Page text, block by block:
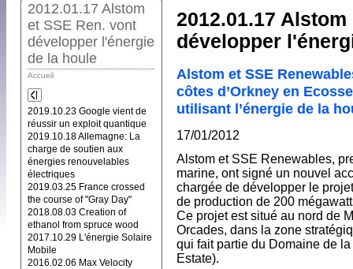
2012.01.17 Alstom
et SSE Ren. vont
développer l'énergie
de la houle
Accueil
2019.10.23 Google vient de
réussir un exploit quantique
2019.10.18 Allemagne: La
charge de soutien aux
énergies renouvelables
électriques
2019.03.25 France crossed
the course of "Gray Day"
2018.08.03 Creation of
ethanol from spruce wood
2017.10.29 L'énergie Solaire
Mobile
2016.02.06 Max Velocity
2012.01.17
développer
Alstom et SSE
côtes d’Orkney en
utilisant l’énergie de la
17/01/2012
Alstom et SSE Renewables,
marine, ont signé un nouvel
chargée de développer le
de production de 200
Ce projet est situé au nord de
Orcades, dans la zone
qui fait partie du Domaine de
Estate).